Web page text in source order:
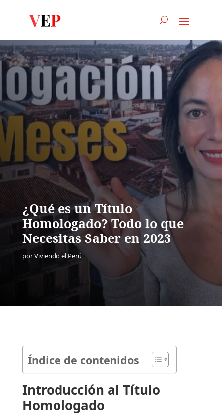
¿Qué es un Título
Homologado? Todo lo que
Necesitas Saber en 2023
porViviendo el Perú
Índice de contenidos
Introducción al Título
Homologado